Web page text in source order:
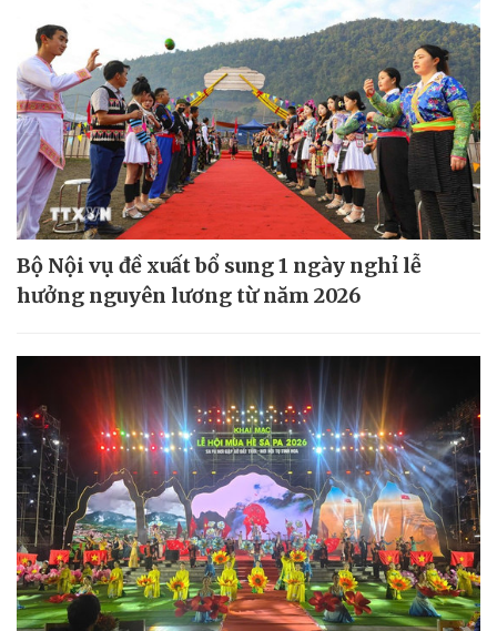
Bộ Nội vụ đề xuất bổ sung 1 ngày nghỉ lễ
hưởng nguyên lương từ năm 2026